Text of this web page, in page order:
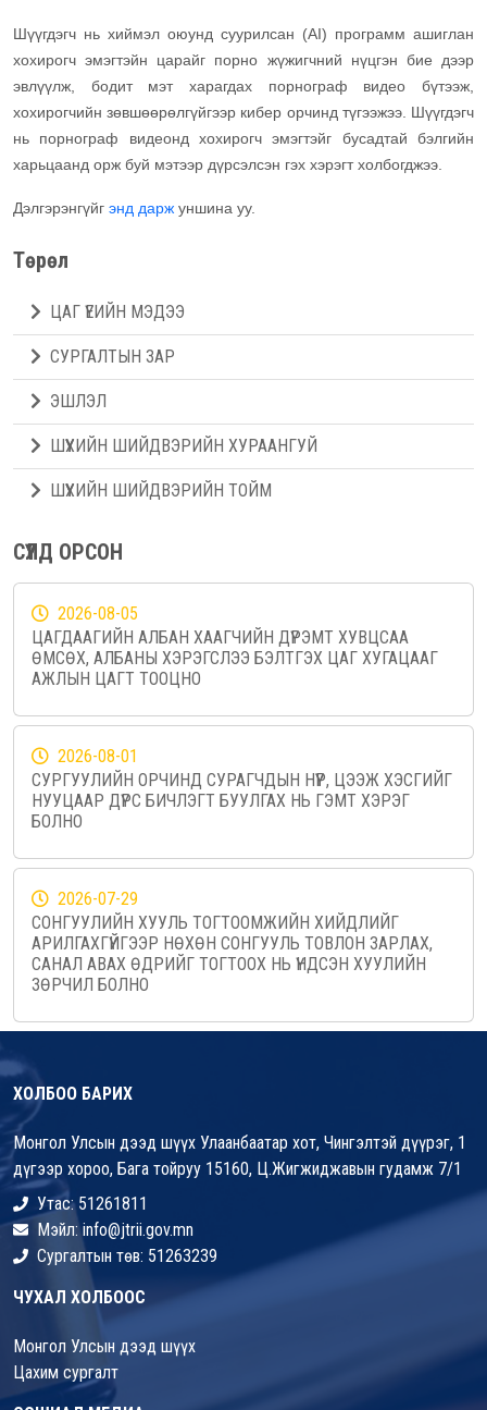
Шүүгдэгч нь хиймэл оюунд суурилсан (AI) программ ашиглан
хохирогч эмэгтэйн царайг порно жүжигчний нүцгэн бие дээр
эвлүүлж, бодит мэт харагдах порнограф видео бүтээж,
хохирогчийн зөвшөөрөлгүйгээр кибер орчинд түгээжээ. Шүүгдэгч
нь порнограф видеонд хохирогч эмэгтэйг бусадтай бэлгийн
харьцаанд орж буй мэтээр дүрсэлсэн гэх хэрэгт холбогджээ.
Дэлгэрэнгүйг энд дарж уншина уу.
Төрөл
ЦАГ ҮЕИЙН МЭДЭЭ
СУРГАЛТЫН ЗАР
ЭШЛЭЛ
ШҮҮХИЙН ШИЙДВЭРИЙН ХУРААНГУЙ
ШҮҮХИЙН ШИЙДВЭРИЙН ТОЙМ
СҮҮЛД ОРСОН
2026-08-05
ЦАГДААГИЙН АЛБАН ХААГЧИЙН ДҮРЭМТ ХУВЦСАА
ӨМСӨХ, АЛБАНЫ ХЭРЭГСЛЭЭ БЭЛТГЭХ ЦАГ ХУГАЦААГ
АЖЛЫН ЦАГТ ТООЦНО
2026-08-01
СУРГУУЛИЙН ОРЧИНД СУРАГЧДЫН НҮҮР, ЦЭЭЖ ХЭСГИЙГ
НУУЦААР ДҮРС БИЧЛЭГТ БУУЛГАХ НЬ ГЭМТ ХЭРЭГ
БОЛНО
2026-07-29
СОНГУУЛИЙН ХУУЛЬ ТОГТООМЖИЙН ХИЙДЛИЙГ
АРИЛГАХГҮЙГЭЭР НӨХӨН СОНГУУЛЬ ТОВЛОН ЗАРЛАХ,
САНАЛ АВАХ ӨДРИЙГ ТОГТООХ НЬ ҮНДСЭН ХУУЛИЙН
ЗӨРЧИЛ БОЛНО
ХОЛБОО БАРИХ
Монгол Улсын дээд шүүх Улаанбаатар хот, Чингэлтэй дүүрэг, 1
дүгээр хороо, Бага тойруу 15160, Ц.Жигжиджавын гудамж 7/1
Утас: 51261811
Мэйл: info@jtrii.gov.mn
Сургалтын төв: 51263239
ЧУХАЛ ХОЛБООС
Монгол Улсын дээд шүүх
Цахим сургалт